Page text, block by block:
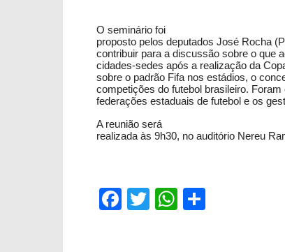
O seminário foi
proposto pelos deputados José Rocha
contribuir para a discussão sobre o que
cidades-sedes após a realização da
sobre o padrão Fifa nos estádios, o
competições do futebol brasileiro.
federações estaduais de futebol e os
A reunião será
realizada às 9h30, no auditório Nereu
Facebook
TwitterWhatsApp